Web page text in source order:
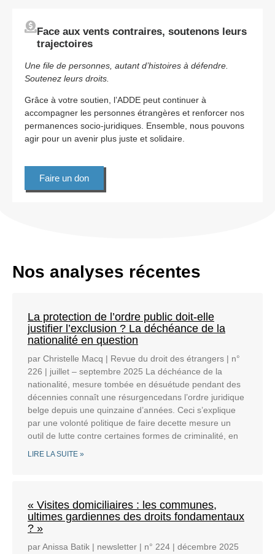
Face aux vents contraires, soutenons leurs
trajectoires
Une file de personnes, autant d’histoires à défendre.
Soutenez leurs droits.
Grâce à votre soutien, l’ADDE peut continuer à
accompagner les personnes étrangères et renforcer nos
permanences socio-juridiques. Ensemble, nous pouvons
agir pour un avenir plus juste et solidaire.
Faire un don
Nos analyses récentes
La protection de l’ordre public doit-elle
justifier l’exclusion ? La déchéance de la
nationalité en question
par Christelle Macq | Revue du droit des étrangers | n°
226 | juillet – septembre 2025 La déchéance de la
nationalité, mesure tombée en désuétude pendant des
décennies connaît une résurgencedans l’ordre juridique
belge depuis une quinzaine d’années. Ceci s’explique
par une volonté politique de faire decette mesure un
outil de lutte contre certaines formes de criminalité, en
LIRE LA SUITE »
« Visites domiciliaires : les communes,
ultimes gardiennes des droits fondamentaux
? »
par Anissa Batik | newsletter | n° 224 | décembre 2025